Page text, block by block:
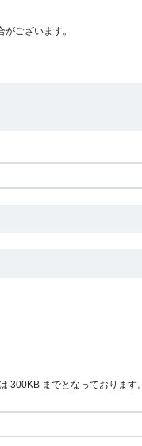
ございます。
300KB までとなっております。